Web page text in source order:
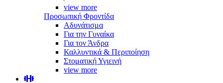
view more
Προσωπική Φροντίδα
Αδυνάτισμα
Για την Γυναίκα
Για τον Άνδρα
Καλλυντικά & Περιποίηση
Στοματική Υγιεινή
view more